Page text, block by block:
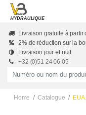
Skip to main content
HYDRAULIQUE
Livraison gratuite à partir
2% de réduction sur la
Livraison jour et nuit
+32 (0)51 24 06 05
Productnummer of naam
Home Catalogue